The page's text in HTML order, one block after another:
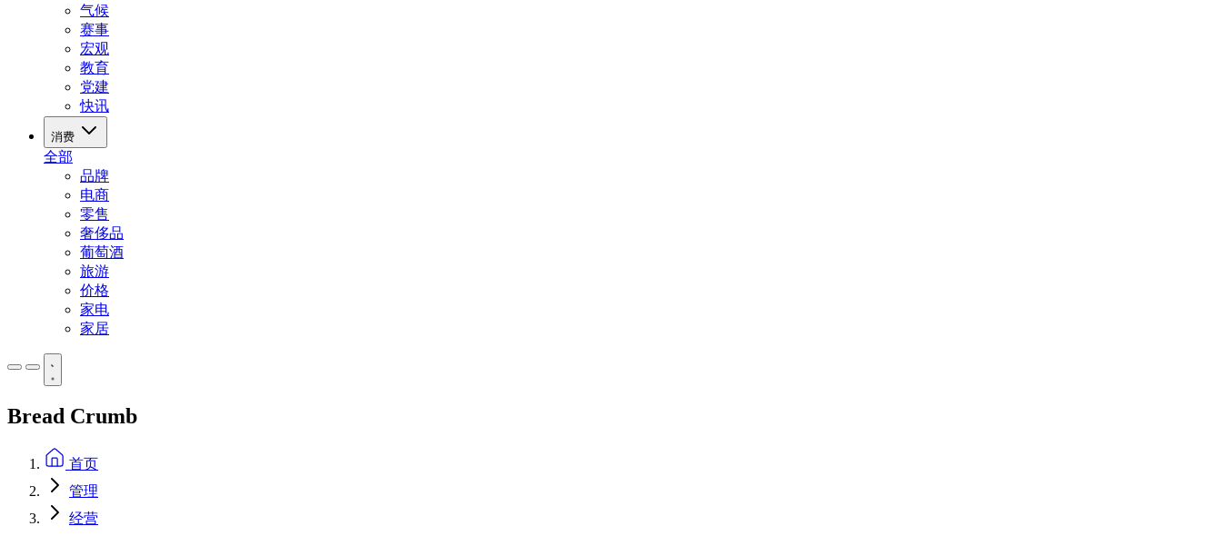
气候
赛事
宏观
教育
党建
快讯
消费
全部
品牌
电商
零售
奢侈品
葡萄酒
旅游
价格
家电
家居
Bread Crumb
首页
管理
经营